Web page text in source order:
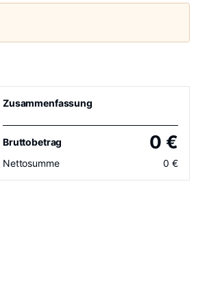
Zusammenfassung
Bruttobetrag 0 €
Nettosumme 0 €